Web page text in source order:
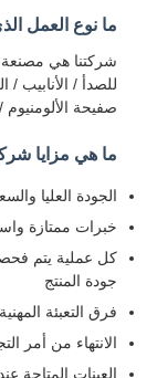
ما نوع العمل الذي
شركتنا هي مصنعة
للصدأ / الأنابيب /
صفيحة الألومنيوم /
ما هي مزايا شركتك؟
الجودة العليا والسعر
خبرات ممتازة واسعة
كل عملية يتم فحصها
جودة المنتج
فرق التعبئة المهنية
الانتهاء من أمر
العينات المتاحة عند